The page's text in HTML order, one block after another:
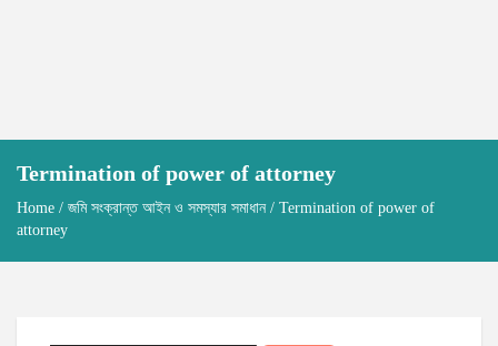
Termination of power of attorney
Home / জমি সংক্রান্ত আইন ও সমস্যার সমাধান/ Termination of power of
attorney